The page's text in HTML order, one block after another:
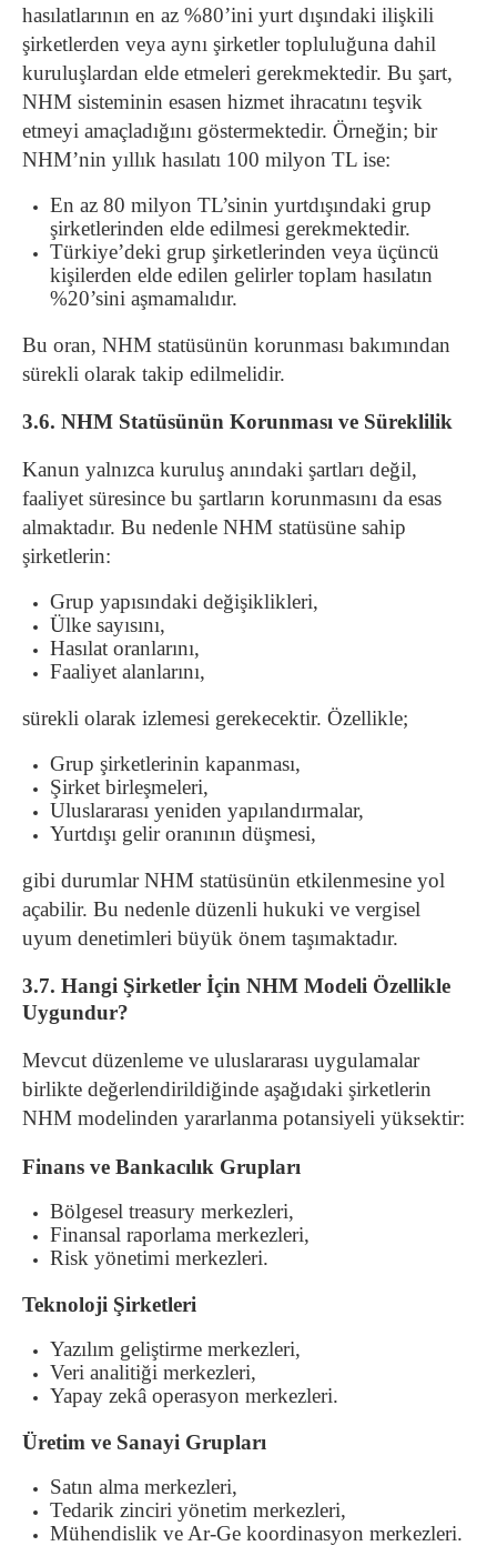
hasılatlarının en az %80’ini yurt dışındaki ilişkili
şirketlerden veya aynı şirketler topluluğuna dahil
kuruluşlardan elde etmeleri gerekmektedir. Bu şart,
NHM sisteminin esasen hizmet ihracatını teşvik
etmeyi amaçladığını göstermektedir. Örneğin; bir
NHM’nin yıllık hasılatı 100 milyon TL ise:
En az 80 milyon TL’sinin yurtdışındaki grup
şirketlerinden elde edilmesi gerekmektedir.
Türkiye’deki grup şirketlerinden veya üçüncü
kişilerden elde edilen gelirler toplam hasılatın
%20’sini aşmamalıdır.
Bu oran, NHM statüsünün korunması bakımından
sürekli olarak takip edilmelidir.
3.6. NHM Statüsünün Korunması ve Süreklilik
Kanun yalnızca kuruluş anındaki şartları değil,
faaliyet süresince bu şartların korunmasını da esas
almaktadır. Bu nedenle NHM statüsüne sahip
şirketlerin:
Grup yapısındaki değişiklikleri,
Ülke sayısını,
Hasılat oranlarını,
Faaliyet alanlarını,
sürekli olarak izlemesi gerekecektir. Özellikle;
Grup şirketlerinin kapanması,
Şirket birleşmeleri,
Uluslararası yeniden yapılandırmalar,
Yurtdışı gelir oranının düşmesi,
gibi durumlar NHM statüsünün etkilenmesine yol
açabilir. Bu nedenle düzenli hukuki ve vergisel
uyum denetimleri büyük önem taşımaktadır.
3.7. Hangi Şirketler İçin NHM Modeli Özellikle
Uygundur?
Mevcut düzenleme ve uluslararası uygulamalar
birlikte değerlendirildiğinde aşağıdaki şirketlerin
NHM modelinden yararlanma potansiyeli yüksektir:
Finans ve Bankacılık Grupları
Bölgesel treasury merkezleri,
Finansal raporlama merkezleri,
Risk yönetimi merkezleri.
Teknoloji Şirketleri
Yazılım geliştirme merkezleri,
Veri analitiği merkezleri,
Yapay zekâ operasyon merkezleri.
Üretim ve Sanayi Grupları
Satın alma merkezleri,
Tedarik zinciri yönetim merkezleri,
Mühendislik ve Ar-Ge koordinasyon merkezleri.